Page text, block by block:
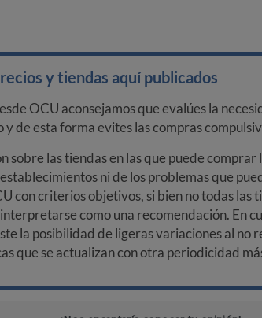
y tiendas aquí publicados
OCU aconsejamos que evalúes la
de esta forma evites las compras
sobre las tiendas en las que puede
ni de los problemas que
con criterios objetivos, si bien no todas
como una recomendación. En
la posibilidad de ligeras variaciones al no
que se actualizan con otra periodicidad